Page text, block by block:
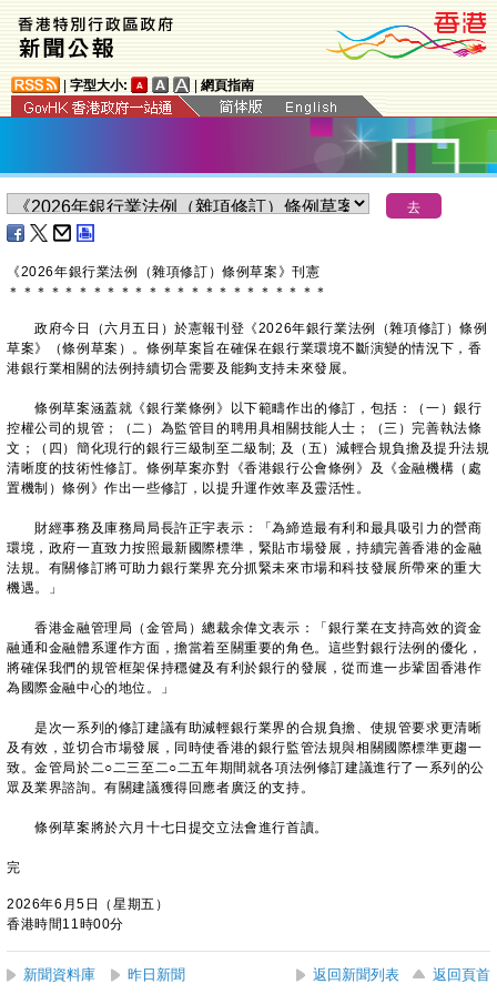
字型大小: 網頁指南
《2026年銀行業法例（雜項修訂）條例草案》刊憲
＊ ＊ ＊ ＊ ＊ ＊ ＊ ＊ ＊ ＊ ＊ ＊ ＊ ＊ ＊ ＊ ＊ ＊ ＊ ＊ ＊ ＊ ＊
政府今日（六月五日）於憲報刊登《2026年銀行業法例（雜項修訂）條例
草案》（條例草案）。條例草案旨在確保在銀行業環境不斷演變的情況下，香
港銀行業相關的法例持續切合需要及能夠支持未來發展。
條例草案涵蓋就《銀行業條例》以下範疇作出的修訂，包括：（一）銀行
控權公司的規管；（二）為監管目的聘用具相關技能人士；（三）完善執法條
文；（四）簡化現行的銀行三級制至二級制; 及（五）減輕合規負擔及提升法規
清晰度的技術性修訂。條例草案亦對《香港銀行公會條例》及《金融機構（處
置機制）條例》作出一些修訂，以提升運作效率及靈活性。
財經事務及庫務局局長許正宇表示：「為締造最有利和最具吸引力的營商
環境，政府一直致力按照最新國際標準，緊貼市場發展，持續完善香港的金融
法規。有關修訂將可助力銀行業界充分抓緊未來市場和科技發展所帶來的重大
機遇。」
香港金融管理局（金管局）總裁余偉文表示：「銀行業在支持高效的資金
融通和金融體系運作方面，擔當着至關重要的角色。這些對銀行法例的優化，
將確保我們的規管框架保持穩健及有利於銀行的發展，從而進一步鞏固香港作
為國際金融中心的地位。」
是次一系列的修訂建議有助減輕銀行業界的合規負擔、使規管要求更清晰
及有效，並切合市場發展，同時使香港的銀行監管法規與相關國際標準更趨一
致。金管局於二○二三至二○二五年期間就各項法例修訂建議進行了一系列的公
眾及業界諮詢。有關建議獲得回應者廣泛的支持。
條例草案將於六月十七日提交立法會進行首讀。
完
2026年6月5日（星期五）
香港時間11時00分
新聞資料庫 昨日新聞 返回新聞列表 返回頁首